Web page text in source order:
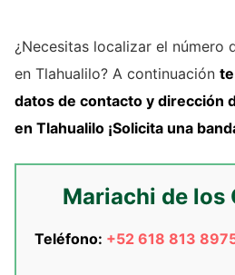
¿Necesitas localizar el número
en Tlahualilo? A continuación
datos de contacto y dirección
en Tlahualilo ¡Solicita una
Mariachi de los
Teléfono: +52 618 813